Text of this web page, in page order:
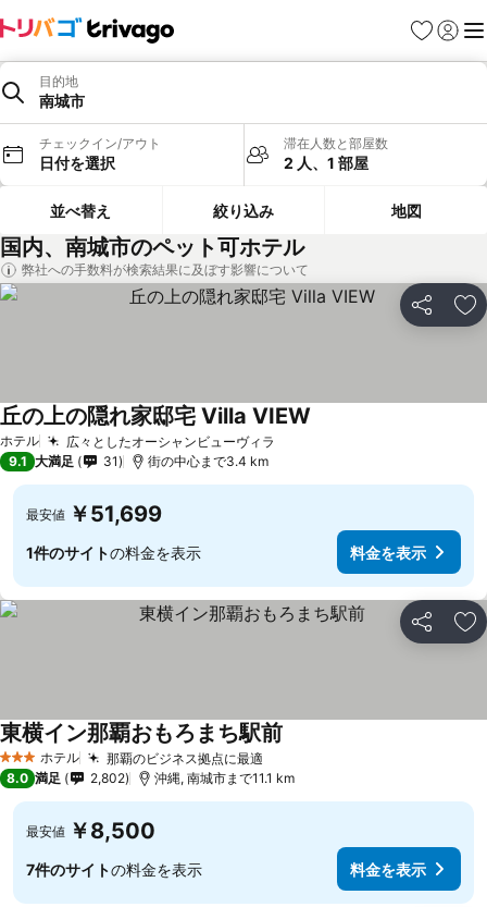
お気に入り
ログイ
メ
目的地
南城市
チェックイン/アウト
日付を選択
滞在人数と部屋数
2 人、1 部屋
並べ替え 絞り込み 地図
国内、南城市のペット可ホテル
弊社への手数料が検索結果に及ぼす影響について
シェア お
ホテル 広々としたオーシャンビューヴィラ
丘の上の隠れ家邸宅 Villa VIEW
9.1 大満足 31 街の中心まで3.4 km
最安値 ￥51,699
1件のサイトの料金を表示 料金を表示
シェア お
3 ホテルのランク
ホテル 那覇のビジネス拠点に最適
東横イン那覇おもろまち駅前
8.0 満足 2,802 沖縄, 南城市まで11.1 km
最安値 ￥8,500
7件のサイトの料金を表示 料金を表示